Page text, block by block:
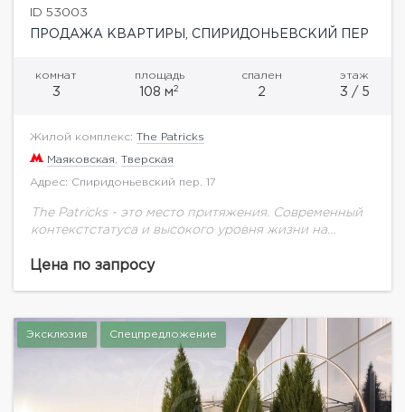
ID 53003
ПРОДАЖА КВАРТИРЫ, СПИРИДОНЬЕВСКИЙ ПЕР
комнат
3
площадь
108 м2
спален
2
этаж
3 / 5
Жилой комплекс: The Patricks
Маяковская Тверская
Адрес: Спиридоньевский пер. 17
The Patricks - это место притяжения. Современный
контекстстатуса и высокого уровня жизни на
прочным местным сообществом Москвы.Клубный
Цена по запросу
Эксклюзив Спецпредложение